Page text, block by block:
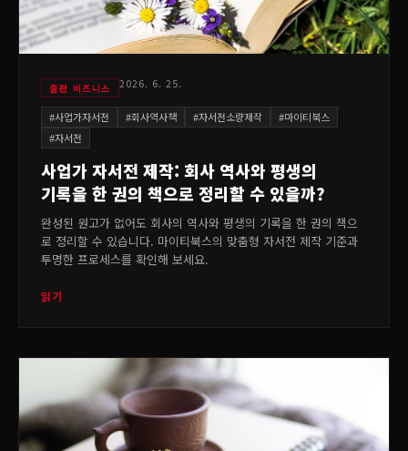
출판 비즈니스 2026. 6. 25.
#사업가자서전 #회사역사책 #자서전소량제작 #마이티북스
#자서전
사업가 자서전 제작: 회사 역사와 평생의
기록을 한 권의 책으로 정리할 수 있을까?
완성된 원고가 없어도 회사의 역사와 평생의 기록을 한 권의 책으
로 정리할 수 있습니다. 마이티북스의 맞춤형 자서전 제작 기준과
투명한 프로세스를 확인해 보세요.
읽기